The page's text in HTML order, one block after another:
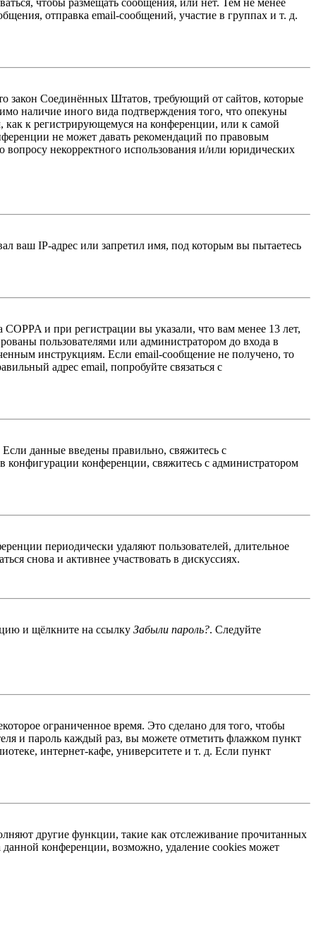
отправка email-сообщений, участие в группах и т. д.
закон Соединённых Штатов, требующий от сайтов, которые
наличие иного вида подтверждения того, что опекуны
к регистрирующемуся на конференции, или к самой
не может давать рекомендаций по правовым
некорректного использования и/или юридических
ваш IP-адрес или запретил имя, под которым вы пытаетесь
и при регистрации вы указали, что вам менее 13 лет,
пользователями или администратором до входа в
инструкциям. Если email-сообщение не получено, то
адрес email, попробуйте связаться с
данные введены правильно, свяжитесь с
конференции, свяжитесь с администратором
периодически удаляют пользователей, длительное
снова и активнее участвовать в дискуссиях.
и щёлкните на ссылку Забыли пароль?. Следуйте
ограниченное время. Это сделано для того, чтобы
и пароль каждый раз, вы можете отметить флажком пункт
интернет-кафе, университете и т. д. Если пункт
другие функции, такие как отслеживание прочитанных
конференции, возможно, удаление cookies может